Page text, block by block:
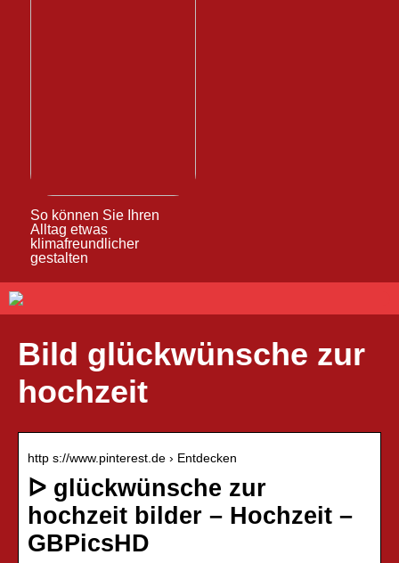
So können Sie Ihren
Alltag etwas
klimafreundlicher
gestalten
Bild glückwünsche zur
hochzeit
http s://www.pinterest.de › Entdecken
ᐅ glückwünsche zur
hochzeit bilder – Hochzeit –
GBPicsHD